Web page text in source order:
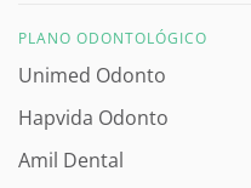
PLANO ODONTOLÓGICO
Unimed Odonto
Hapvida Odonto
Amil Dental